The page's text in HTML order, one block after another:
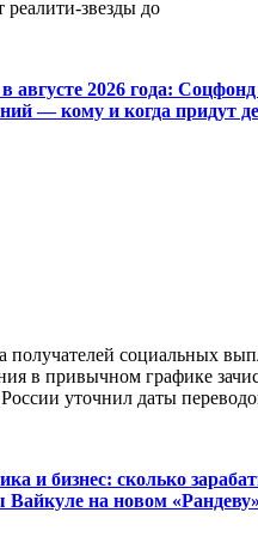
звезды до
2026 года:
— кому и когда придут
получателей социальных
в привычном графике
уточнил даты
и бизнес: сколько
на новом